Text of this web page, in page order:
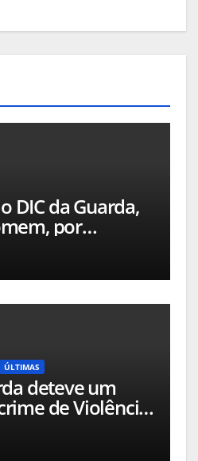
DIC da Guarda,
por
de 27,5 kg de
canábis
ÚLTIMAS
deteve um
de Violência
agressão grave